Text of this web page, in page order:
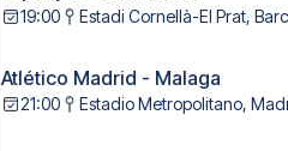
19:00 Estadi Cornellà-El Prat,
Atlético Madrid - Malaga
21:00 Estadio Metropolitano,